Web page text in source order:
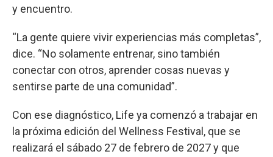
y encuentro.
“La gente quiere vivir experiencias más completas”,
dice. “No solamente entrenar, sino también
conectar con otros, aprender cosas nuevas y
sentirse parte de una comunidad”.
Con ese diagnóstico, Life ya comenzó a trabajar en
la próxima edición del Wellness Festival, que se
realizará el sábado 27 de febrero de 2027 y que